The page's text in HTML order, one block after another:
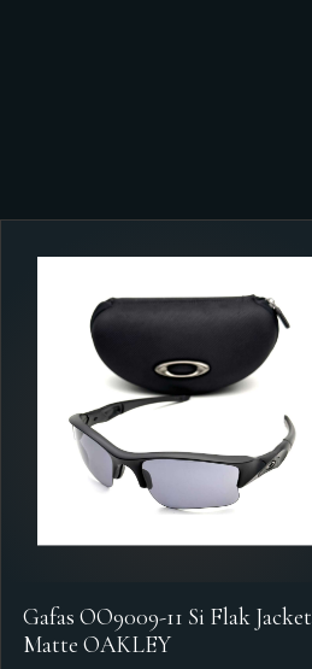
Gafas OO9009-11 Si Flak Jacket
Matte OAKLEY